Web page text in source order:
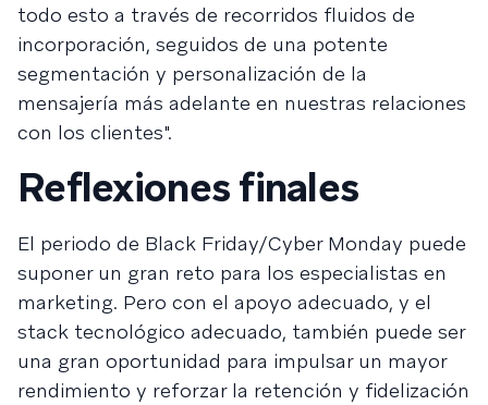
todo esto a través de recorridos fluidos de
incorporación, seguidos de una potente
segmentación y personalización de la
mensajería más adelante en nuestras relaciones
con los clientes".
Reflexiones finales
El periodo de Black Friday/Cyber Monday puede
suponer un gran reto para los especialistas en
marketing. Pero con el apoyo adecuado, y el
stack tecnológico adecuado, también puede ser
una gran oportunidad para impulsar un mayor
rendimiento y reforzar la retención y fidelización